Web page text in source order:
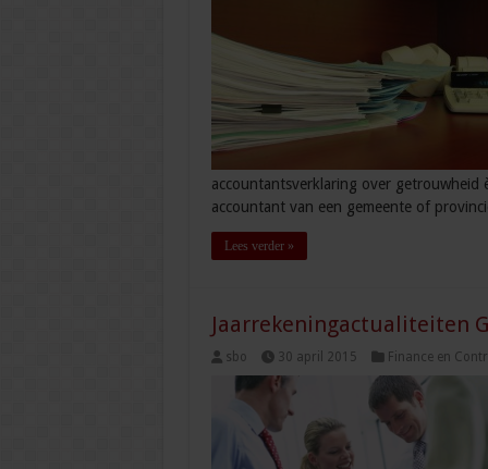
accountantsverklaring over
accountant van een gemeente of
Lees verder »
Jaarrekeningactualiteiten
sbo 30 april 2015 Finance en